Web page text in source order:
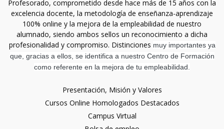
Profesorado, comprometido desde hace más de 15 años con la
excelencia docente, la metodología de enseñanza-aprendizaje
100% online y la mejora de la empleabilidad de nuestro
alumnado, siendo ambos sellos un reconocimiento a dicha
profesionalidad y compromiso. Distinciones muy importantes ya
que, gracias a ellos, se identifica a nuestro Centro de Formación
como referente en la mejora de tu empleabilidad.
Presentación, Misión y Valores
Cursos Online Homologados Destacados
Campus Virtual